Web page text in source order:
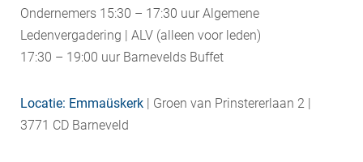
Ondernemers ​15:30 – 17:30 uur Algemene
Ledenvergadering | ALV (alleen voor leden)
​​17:30 – 19:00 uur Barnevelds Buffet
Locatie: Emmaüskerk | Groen van Prinstererlaan 2 |
3771 CD Barneveld